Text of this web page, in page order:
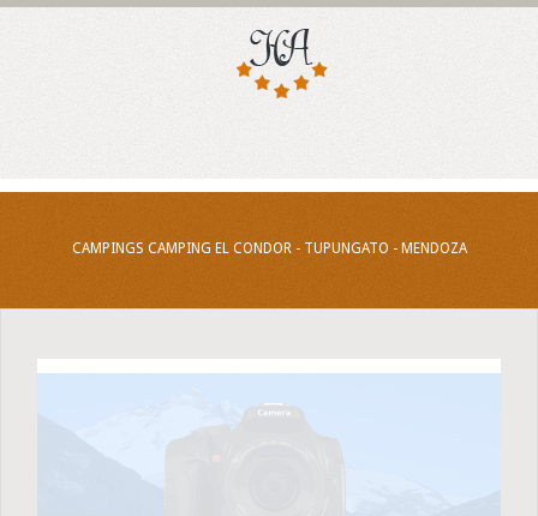
CAMPINGS CAMPING EL CONDOR - TUPUNGATO - MENDOZA